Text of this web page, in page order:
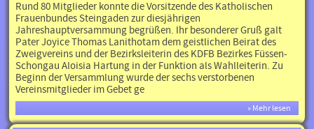
Rund 80 Mitglieder konnte die Vorsitzende des Katholischen
Frauenbundes Steingaden zur diesjährigen
Jahreshauptversammung begrüßen. Ihr besonderer Gruß galt
Pater Joyice Thomas Lanithotam dem geistlichen Beirat des
Zweigvereins und der Bezirksleiterin des KDFB Bezirkes Füssen-
Schongau Aloisia Hartung in der Funktion als Wahlleiterin. Zu
Beginn der Versammlung wurde der sechs verstorbenen
Vereinsmitglieder im Gebet ge
» Mehr lesen